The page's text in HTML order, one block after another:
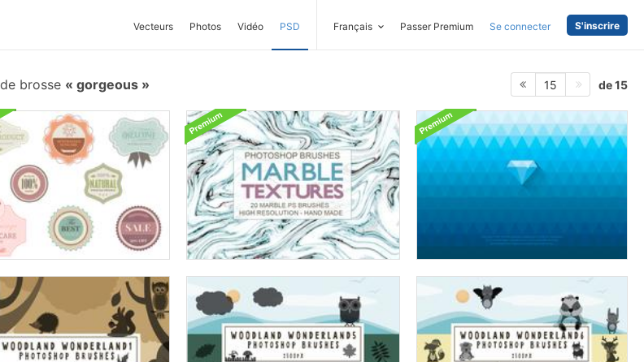
Vecteurs Photos Vidéo PSD Français Passer Premium Se connecter S'inscrire
brosse gorgeous 15 de 15